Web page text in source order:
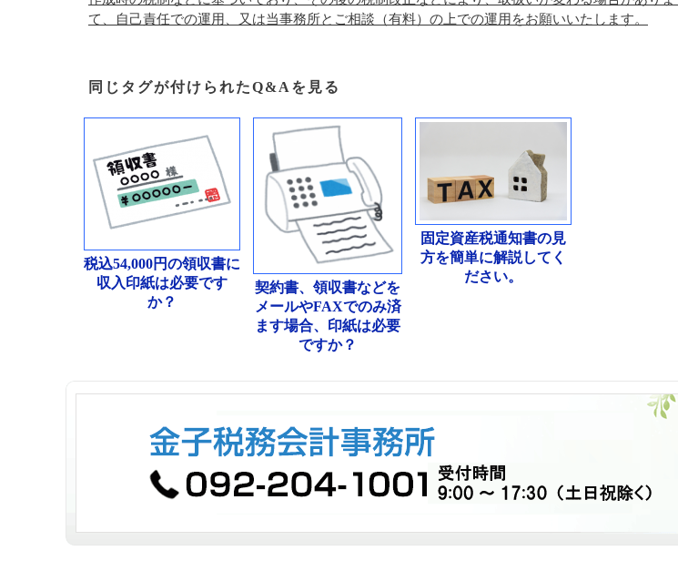
て、自己責任での運用、又は当事務所とご相談（有料）の上での運用をお願いいたします。
同じタグが付けられたQ&Aを見る
税込54,000円の領収書に
収入印紙は必要です
か？
契約書、領収書などを
メールやFAXでのみ済
ます場合、印紙は必要
ですか？
固定資産税通知書の見
方を簡単に解説してく
ださい。